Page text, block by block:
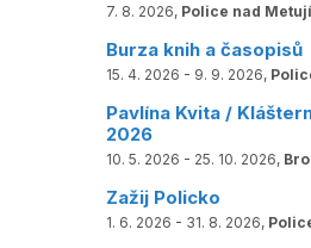
7. 8. 2026, Police nad Metují
Burza knih a časopisů
15. 4. 2026 - 9. 9. 2026,
Pavlína Kvita /
2026
10. 5. 2026 - 25. 10. 2026,
Zažij Policko
1. 6. 2026 - 31. 8. 2026,